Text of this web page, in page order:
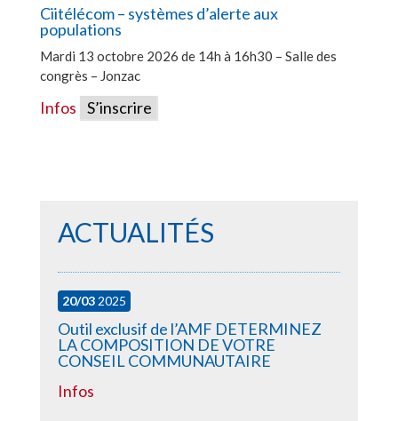
Ciitélécom – systèmes d’alerte aux
populations
Mardi 13 octobre 2026 de 14h à 16h30 – Salle des
congrès – Jonzac
Infos S’inscrire
ACTUALITÉS
20/032025
Outil exclusif de l’AMF DETERMINEZ
LA COMPOSITION DE VOTRE
CONSEIL COMMUNAUTAIRE
Infos